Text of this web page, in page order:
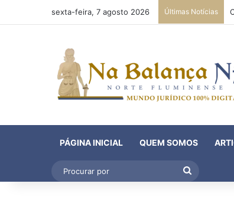
sexta-feira, 7 agosto 2026 Últimas Notícias
PÁGINA INICIAL QUEM SOMOS